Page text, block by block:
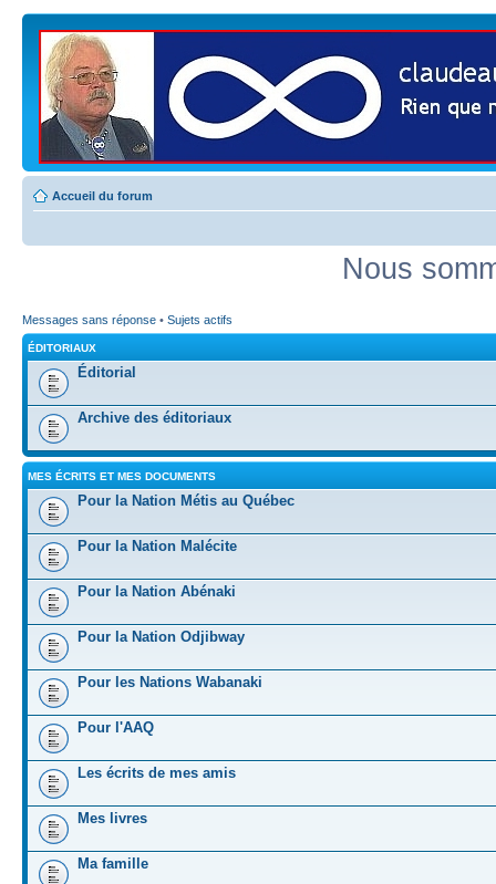
Accueil du forum
Nous
Messages sans réponse • Sujets actifs
ÉDITORIAUX
Éditorial
Archive des éditoriaux
MES ÉCRITS ET MES DOCUMENTS
Pour la Nation Métis au Québec
Pour la Nation Malécite
Pour la Nation Abénaki
Pour la Nation Odjibway
Pour les Nations Wabanaki
Pour l'AAQ
Les écrits de mes amis
Mes livres
Ma famille